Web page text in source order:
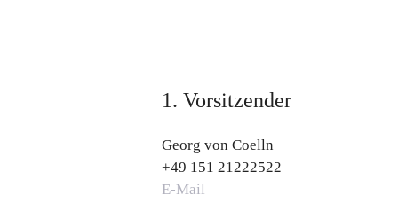
1. Vorsitzender
Georg von Coelln
+49 151 21222522
E-Mail